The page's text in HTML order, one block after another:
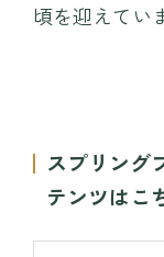
頃を迎えてい
スプリング
テンツはこ